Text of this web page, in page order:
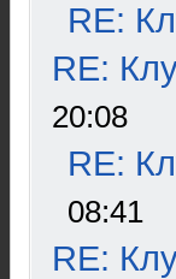
RE:
RE:
20:08
RE:
08:41
RE: